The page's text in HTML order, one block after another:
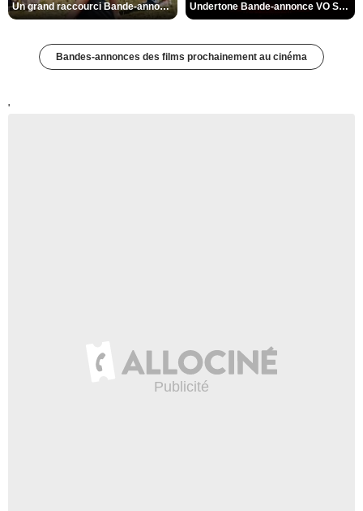
Un grand raccourci Bande-annonce VF Undertone Bande-annonce VO STFR
Bandes-annonces des films prochainement au cinéma
'